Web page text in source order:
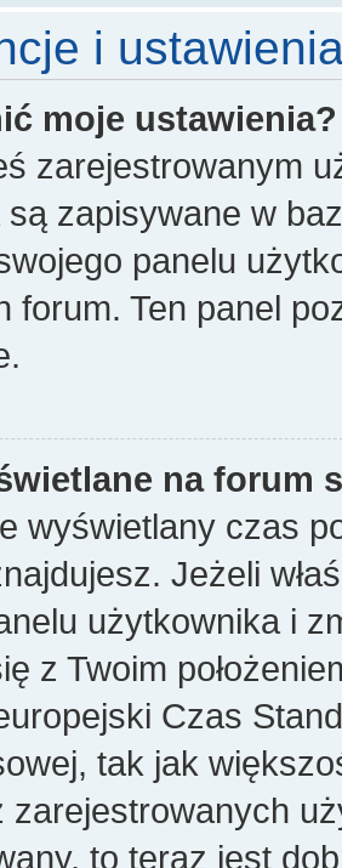
i
moje ustawienia?
zarejestrowanym
są zapisywane w
panelu
forum. Ten panel
na forum
wyświetlany czas
Jeżeli
użytkownika i
z Twoim
Czas
tak jak
zarejestrowanych
to teraz jest